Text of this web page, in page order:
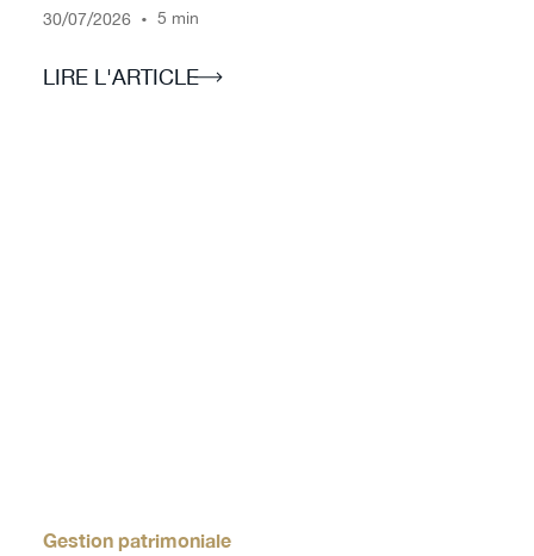
30/07/2026 • 5 min
LIRE L'ARTICLE
Gestion patrimoniale